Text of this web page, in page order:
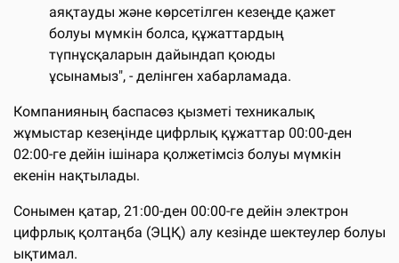
аяқтауды және көрсетілген кезеңде қажет
болуы мүмкін болса, құжаттардың
түпнұсқаларын дайындап қоюды
ұсынамыз", - делінген хабарламада.
Компанияның баспасөз қызметі техникалық
жұмыстар кезеңінде цифрлық құжаттар 00:00-ден
02:00-ге дейін ішінара қолжетімсіз болуы мүмкін
екенін нақтылады.
Сонымен қатар, 21:00-ден 00:00-ге дейін электрон
цифрлық қолтаңба (ЭЦҚ) алу кезінде шектеулер болуы
ықтимал.